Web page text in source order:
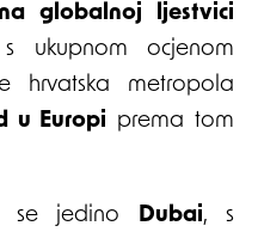
globalnoj ljestvici
ukupnom ocjenom
hrvatska metropola
u Europi prema tom
se jedino Dubai, s